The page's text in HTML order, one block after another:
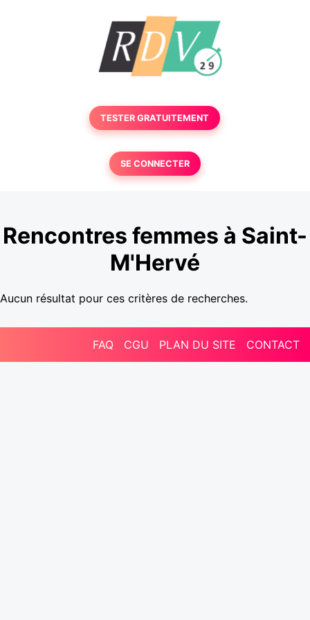
TESTER GRATUITEMENT
SE CONNECTER
Rencontres femmes à Saint-
M'Hervé
Aucun résultat pour ces critères de recherches.
FAQ CGU PLAN DU SITE CONTACT